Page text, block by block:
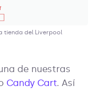
tienda del Liverpool
de nuestras
Candy Cart. Así